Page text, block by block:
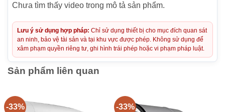
Chưa tìm thấy video trong mô tả sản phẩm.
Lưu ý sử dụng hợp pháp: Chỉ sử dụng thiết bị cho mục đích quan sát
an ninh, bảo vệ tài sản và tại khu vực được phép. Không sử dụng để
xâm phạm quyền riêng tư, ghi hình trái phép hoặc vi phạm pháp luật.
Sản phẩm liên quan
-33% -33%